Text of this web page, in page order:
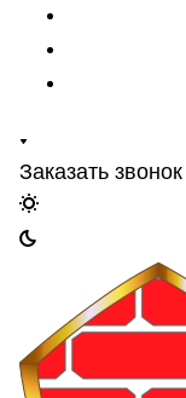
Заказать звонок